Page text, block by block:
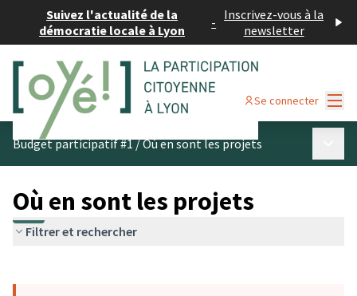
Suivez l'actualité de la
démocratie locale à Lyon
- Inscrivez-vous à la
newsletter
Se connecter
Budget participatif #1/Où en sont les projets
Où en sont les projets
Filtrer et rechercher